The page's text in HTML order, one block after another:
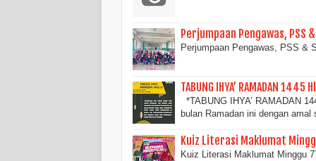
Perjumpaan Pengawas, PSS &
Perjumpaan Pengawas, PSS &
TABUNG IHYA’ RAMADAN 1445
*TABUNG IHYA’ RAMADAN
bulan Ramadan ini dengan
Kuiz Literasi Maklumat
Kuiz Literasi Maklumat Minggu